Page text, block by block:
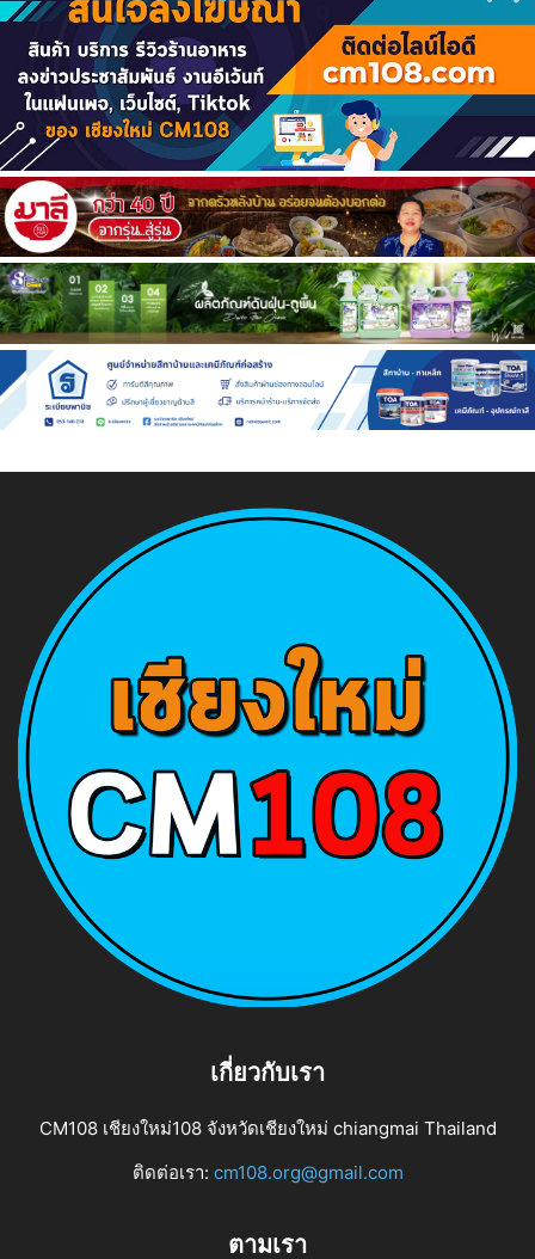
เกี่ยวกับเรา
CM108 เชียงใหม่108 จังหวัดเชียงใหม่ chiangmai Thailand
ติดต่อเรา: cm108.org@gmail.com
ตามเรา